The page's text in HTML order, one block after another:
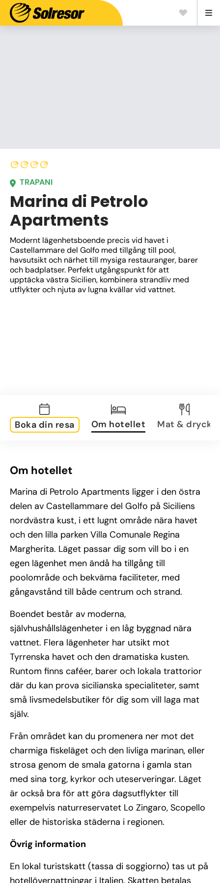
TRAPANI
Marina di Petrolo
Apartments
Modernt lägenhetsboende precis vid havet i
Castellammare del Golfo med tillgång till pool,
havsutsikt och närhet till mysiga restauranger, barer
och badplatser. Perfekt utgångspunkt för att
upptäcka västra Sicilien, kombinera strandliv med
utflykter och njuta av lugna kvällar vid vattnet.
Boka din resa Om hotellet Mat & dryck
Om hotellet
Marina di Petrolo Apartments ligger i den östra
delen av Castellammare del Golfo på Siciliens
nordvästra kust, i ett lugnt område nära havet
och den lilla parken Villa Comunale Regina
Margherita. Läget passar dig som vill bo i en
egen lägenhet men ändå ha tillgång till
poolområde och bekväma faciliteter, med
gångavstånd till både centrum och strand.
Boendet består av moderna,
självhushållslägenheter i en låg byggnad nära
vattnet. Flera lägenheter har utsikt mot
Tyrrenska havet och den dramatiska kusten.
Runtom finns caféer, barer och lokala trattorior
där du kan prova sicilianska specialiteter, samt
små livsmedelsbutiker för dig som vill laga mat
själv.
Från området kan du promenera ner mot det
charmiga fiskeläget och den livliga marinan, eller
strosa genom de smala gatorna i gamla stan
med sina torg, kyrkor och uteserveringar. Läget
är också bra för att göra dagsutflykter till
exempelvis naturreservatet Lo Zingaro, Scopello
eller de historiska städerna i regionen.
Övrig information
En lokal turistskatt (tassa di soggiorno) tas ut på
hotellövernattningar i Italien. Skatten betalas